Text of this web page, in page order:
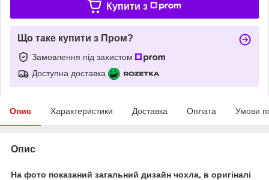
Купити з
Що таке купити з Пром?
Замовлення під захистом
Доступна доставка
Опис Характеристики Доставка Оплата Умови
Опис
На фото показаний загальний дизайн чохла, в оригіналі